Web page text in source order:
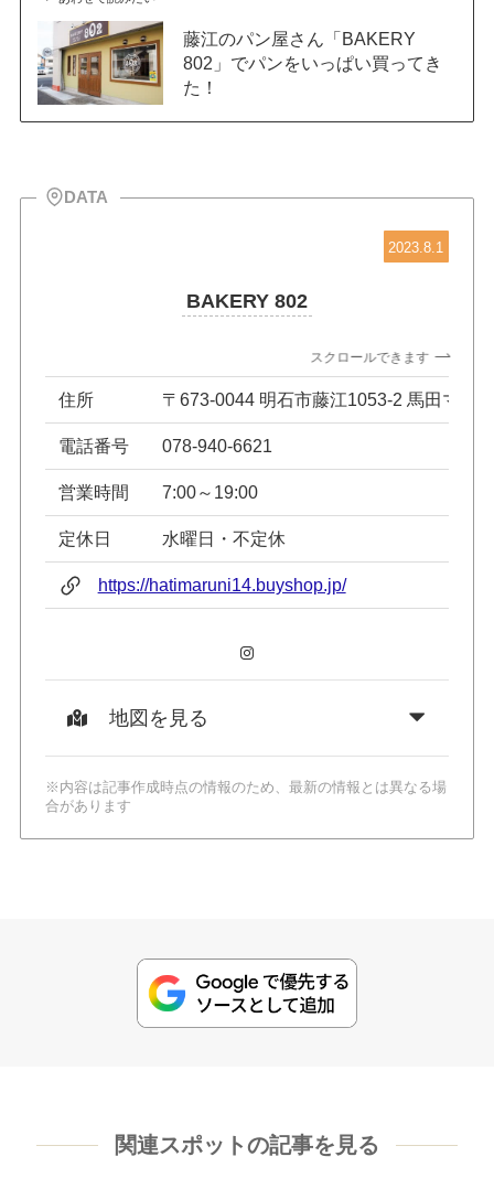
藤江のパン屋さん「BAKERY
802」でパンをいっぱい買ってき
た！
DATA
2023.8.1
BAKERY 802
スクロールできます
住所 〒673-0044 明石市藤江1053-2 馬田マン
電話番号 078-940-6621
営業時間 7:00～19:00
定休日 水曜日・不定休
https://hatimaruni14.buyshop.jp/
Instagram
地図を見る
※内容は記事作成時点の情報のため、最新の情報とは異なる場
合があります
関連スポットの記事を見る